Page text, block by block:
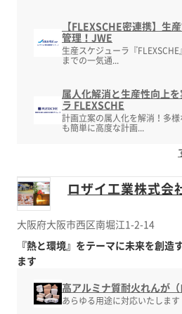
【FLEXSCHE密連携】生
管理！JWE
生産スケジューラ『
までの一気通...
属人化解消と生産性向上
ラ FLEXSCHE
計画立案の属人化を解消！多
も簡単に高度な計画...
ロザイ工業株式会
大阪府大阪市西区南堀江1-2-14
『熱と環境』をテーマに未来を創造
ます
高アルミナ質耐火れんが（
あらゆる用途に対応いたします